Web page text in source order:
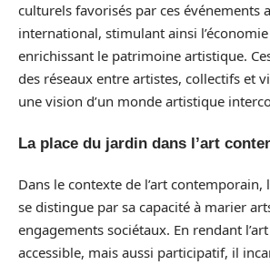
culturels favorisés par ces événements
international, stimulant ainsi
enrichissant le patrimoine artistique.
des réseaux entre artistes, collectifs et
une vision d’un monde artistique
La place du jardin dans l’art
Dans le contexte de l’art contemporain,
se distingue par sa capacité à marier
engagements sociétaux. En rendant
accessible, mais aussi participatif, il